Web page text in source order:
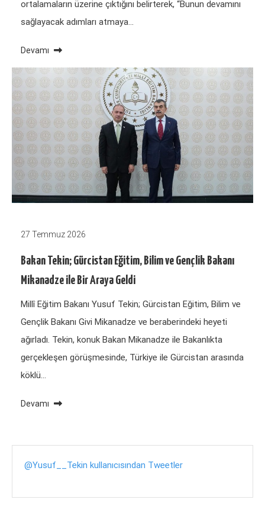
ortalamaların üzerine çıktığını belirterek, “Bunun devamını
sağlayacak adımları atmaya…
Devamı
27 Temmuz 2026
Bakan Tekin; Gürcistan Eğitim, Bilim ve Gençlik Bakanı
Mikanadze ile Bir Araya Geldi
Millî Eğitim Bakanı Yusuf Tekin; Gürcistan Eğitim, Bilim ve
Gençlik Bakanı Givi Mikanadze ve beraberindeki heyeti
ağırladı. Tekin, konuk Bakan Mikanadze ile Bakanlıkta
gerçekleşen görüşmesinde, Türkiye ile Gürcistan arasında
köklü…
Devamı
@Yusuf__Tekin kullanıcısından Tweetler